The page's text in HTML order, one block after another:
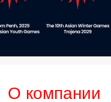
О компании